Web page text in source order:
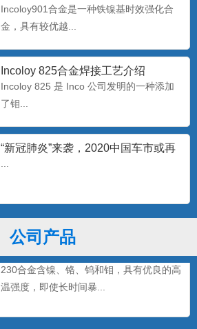
Incoloy901合金是一种铁镍基时效强化合
金，具有较优越...
Incoloy 825合金焊接工艺介绍
Incoloy 825 是 Inco 公司发明的一种添加
了钼...
“新冠肺炎”来袭，2020中国车市或再
公司产品
合性能好的耐蚀合...
专业生产耐腐蚀B30白铜管 b30镍白
铜板/棒
白铜是以镍为主要添加元素的铜基合金，
呈银白色，有金属光泽，故...
海恩斯Haynes230-W 镍基合金带材
Haynes2
230合金含镍、铬、钨和钼，具有优良的高
温强度，即使长时间暴...